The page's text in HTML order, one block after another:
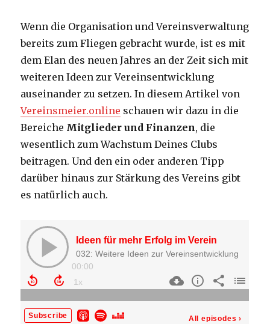
Wenn die Organisation und Vereinsverwaltung
bereits zum Fliegen gebracht wurde, ist es mit
dem Elan des neuen Jahres an der Zeit sich mit
weiteren Ideen zur Vereinsentwicklung
auseinander zu setzen. In diesem Artikel von
Vereinsmeier.online schauen wir dazu in die
Bereiche Mitglieder und Finanzen, die
wesentlich zum Wachstum Deines Clubs
beitragen. Und den ein oder anderen Tipp
darüber hinaus zur Stärkung des Vereins gibt
es natürlich auch.